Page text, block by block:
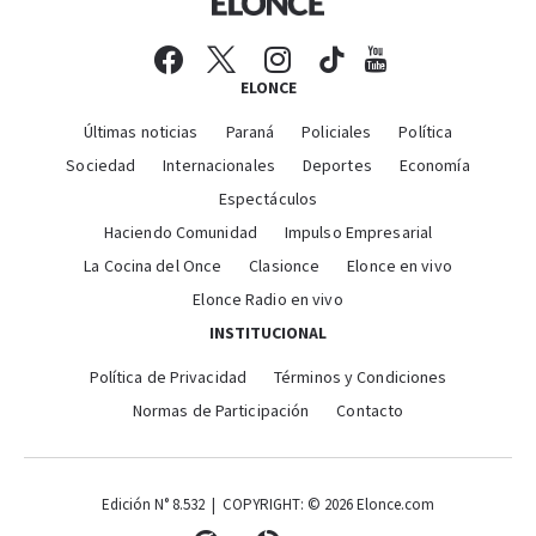
ELONCE
Últimas noticias Paraná Policiales
Política
Sociedad
Internacionales Deportes
Economía
Espectáculos
Haciendo Comunidad
Impulso Empresarial
La Cocina del Once
Clasionce
Elonce en vivo
Elonce Radio en vivo
INSTITUCIONAL
Política de Privacidad
Términos y Condiciones
Normas de Participación
Contacto
Edición N° 8.532 | COPYRIGHT: © 2026 Elonce.com